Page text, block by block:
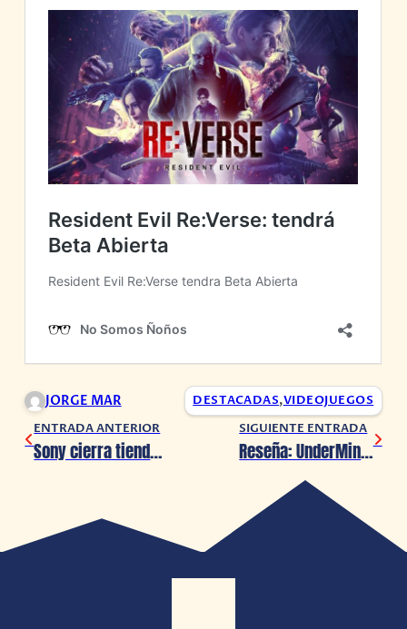
JORGE MAR DESTACADAS,VIDEOJUEGOS
ENTRADA ANTERIOR
Sony cierra tiendas digitales de PlayStation 3, PSP y PS VITA
SIGUIENTE ENTRADA
Reseña: UnderMine (PS4)